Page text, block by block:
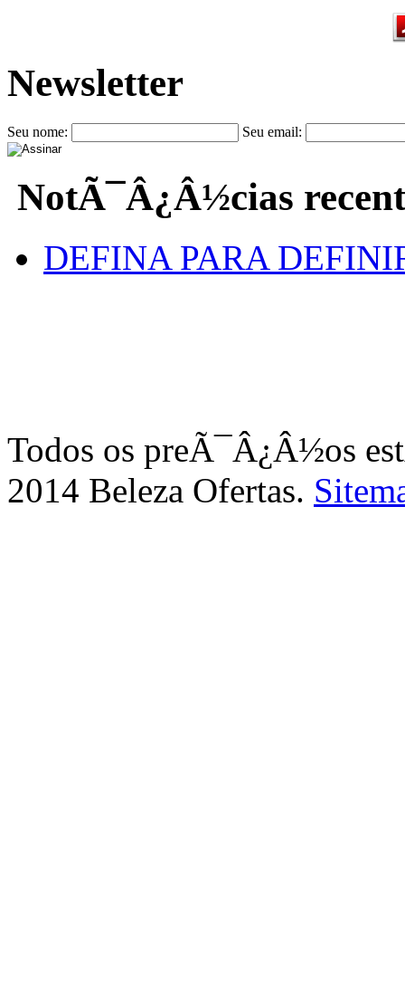
Newsletter
Seu nome: Seu email:
NotÃ¯Â¿Â½cias
DEFINA PARA
Todos os preÃ¯Â¿Â½os
2014 Beleza Ofertas.